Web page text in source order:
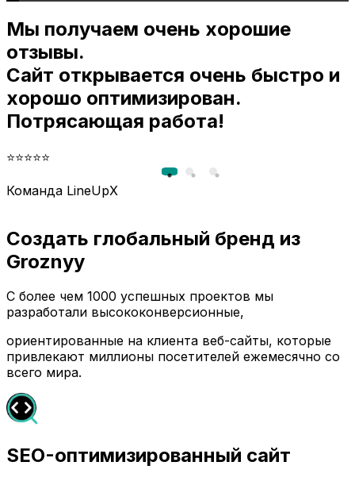
Мы получаем очень хорошие
отзывы.
Сайт открывается очень быстро и
хорошо оптимизирован.
Потрясающая работа!
⭐⭐⭐⭐⭐
Команда LineUpX
Создать глобальный бренд из
Groznyy
С более чем 1000 успешных проектов мы
разработали высококонверсионные,
ориентированные на клиента веб-сайты, которые
привлекают миллионы посетителей ежемесячно со
всего мира.
SEO-оптимизированный сайт